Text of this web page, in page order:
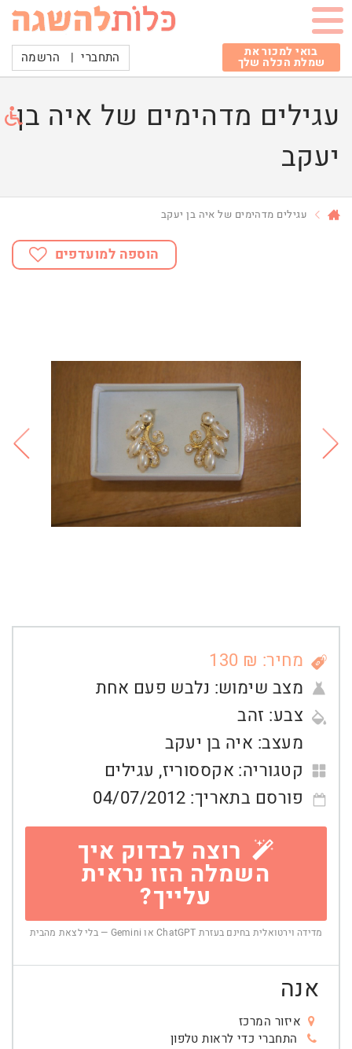
בואי למכור את
שמלת הכלה שלך התחברי | הרשמה
עגילים מדהימים של איה בן
יעקב
עגילים מדהימים של איה בן יעקב
הוספה למועדפים
מחיר: ₪ 130
מצב שימוש: נלבש פעם אחת
צבע: זהב
מעצב: איה בן יעקב
קטגוריה: אקססוריז, עגילים
פורסם בתאריך: 04/07/2012
רוצה לבדוק איך
השמלה הזו נראית
עלייך?
מדידה וירטואלית בחינם בעזרת ChatGPT או Gemini — בלי לצאת מהבית
אנה
איזור המרכז
התחברי כדי לראות טלפון